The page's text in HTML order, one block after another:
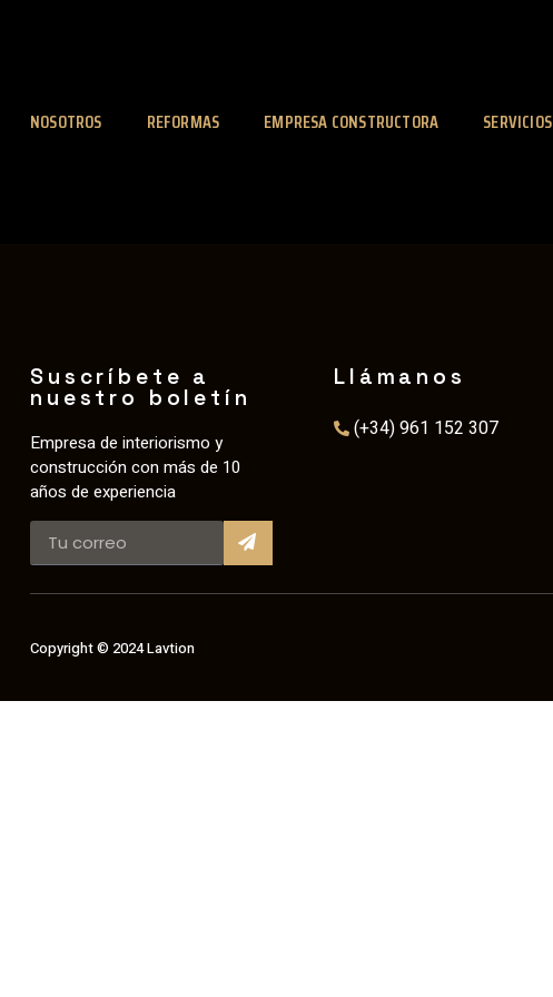
NOSOTROS REFORMAS EMPRESA CONSTRUCTORA SERVICIOS
Suscríbete a
nuestro boletín
Empresa de interiorismo y
construcción con más de 10
años de experiencia
Llámanos
(+34) 961 152 307
Copyright © 2024 Lavtion